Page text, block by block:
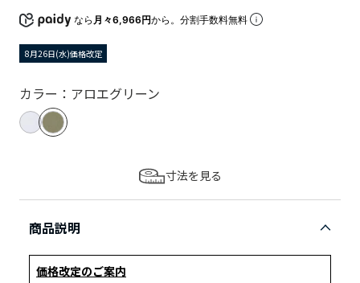
なら 月々6,966円から。分割手数料無料
8月26日(水)価格改定
カラー：アロエグリーン
寸法を見る
商品説明
価格改定のご案内